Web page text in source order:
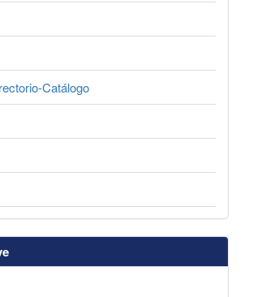
Catálogo